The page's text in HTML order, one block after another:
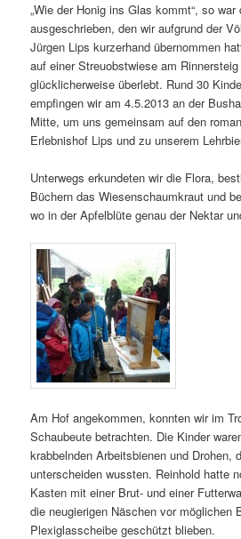
„Wie der Honig ins Glas kommt“, so war
ausgeschrieben, den wir aufgrund der
Jürgen Lips kurzerhand übernommen
auf einer Streuobstwiese am
glücklicherweise überlebt. Rund 30
empfingen wir am 4.5.2013 an der
Mitte, um uns gemeinsam auf den
Erlebnishof Lips und zu unserem
Unterwegs erkundeten wir die Flora,
Büchern das Wiesenschaumkraut und
wo in der Apfelblüte genau der Nektar
Am Hof angekommen, konnten wir im
Schaubeute betrachten. Die Kinder
krabbelnden Arbeitsbienen und Drohen,
unterscheiden wussten. Reinhold hatte
Kasten mit einer Brut- und einer
die neugierigen Näschen vor möglichen
Plexiglasscheibe geschützt blieben.